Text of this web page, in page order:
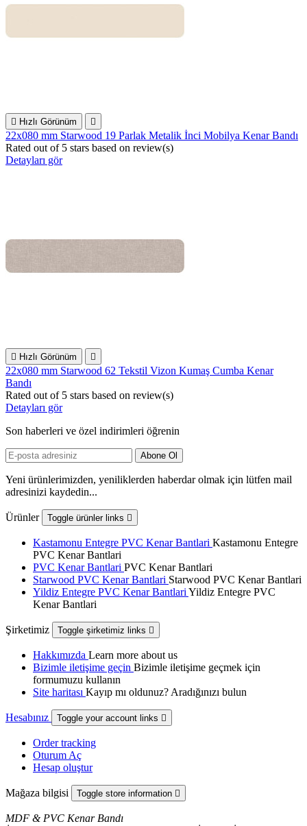
 Hızlı Görünüm 
22x080 mm Starwood 19 Parlak Metalik İnci Mobilya Kenar Bandı
Rated out of 5 stars based on review(s)
Detayları gör
 Hızlı Görünüm 
22x080 mm Starwood 62 Tekstil Vizon Kumaş Cumba Kenar
Bandı
Rated out of 5 stars based on review(s)
Detayları gör
Son haberleri ve özel indirimleri öğrenin
Yeni ürünlerimizden, yeniliklerden haberdar olmak için lütfen mail
adresinizi kaydedin...
Ürünler Toggle ürünler links 
Kastamonu Entegre PVC Kenar Bantlari Kastamonu Entegre
PVC Kenar Bantlari
PVC Kenar Bantlari PVC Kenar Bantlari
Starwood PVC Kenar Bantlari Starwood PVC Kenar Bantlari
Yildiz Entegre PVC Kenar Bantlari Yildiz Entegre PVC
Kenar Bantlari
Şirketimiz Toggle şirketimiz links 
Hakkımızda Learn more about us
Bizimle iletişime geçin Bizimle iletişime geçmek için
formumuzu kullanın
Site haritası Kayıp mı oldunuz? Aradığınızı bulun
Hesabınız Toggle your account links 
Order tracking
Oturum Aç
Hesap oluştur
Mağaza bilgisi Toggle store information 
MDF & PVC Kenar Bandı